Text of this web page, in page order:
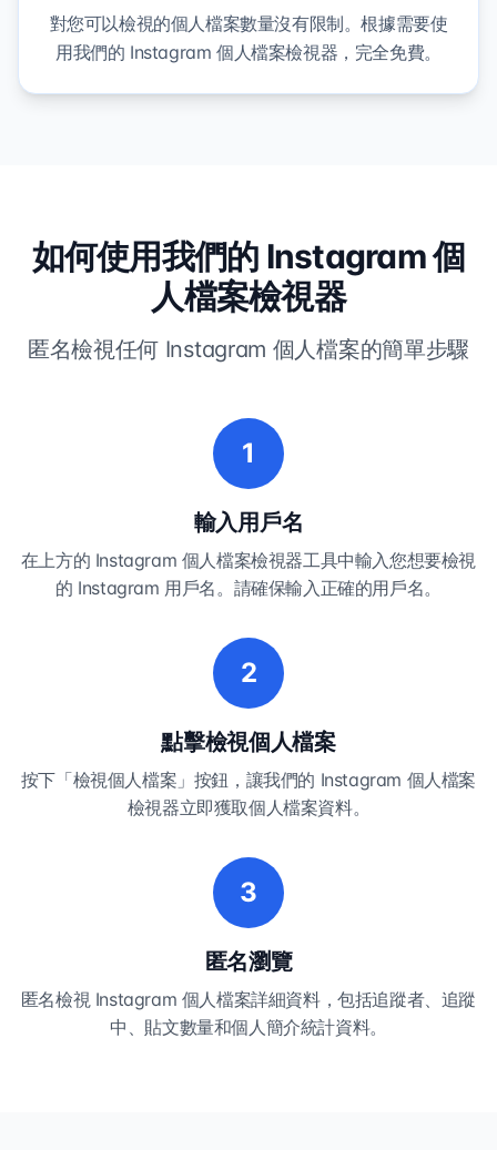
對您可以檢視的個人檔案數量沒有限制。根據需要使
用我們的 Instagram 個人檔案檢視器，完全免費。
如何使用我們的 Instagram 個
人檔案檢視器
匿名檢視任何 Instagram 個人檔案的簡單步驟
1
輸入用戶名
在上方的 Instagram 個人檔案檢視器工具中輸入您想要檢視
的 Instagram 用戶名。請確保輸入正確的用戶名。
2
點擊檢視個人檔案
按下「檢視個人檔案」按鈕，讓我們的 Instagram 個人檔案
檢視器立即獲取個人檔案資料。
3
匿名瀏覽
匿名檢視 Instagram 個人檔案詳細資料，包括追蹤者、追蹤
中、貼文數量和個人簡介統計資料。